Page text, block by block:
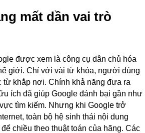
mất dần vai trò
được xem là công cụ dân chủ hóa
giới. Chỉ với vài từ khóa, người dùng
từ khắp nơi. Chính khả năng đưa ra
ích đã giúp Google đánh bại gần như
tìm kiếm. Nhưng khi Google trở
toàn bộ hệ sinh thái nội dung
chiều theo thuật toán của hãng. Các